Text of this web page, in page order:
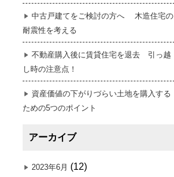
中古戸建てをご検討の方へ 木造住宅の
耐震性を考える
不動産購入後に賃貸住宅を退去 引っ越
し時の注意点！
資産価値の下がりづらい土地を購入する
ための5つのポイント
アーカイブ
2023年6月 (12)